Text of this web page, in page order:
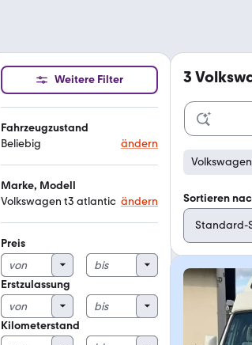
Weitere Filter
Fahrzeugzustand
Beliebig
ändern
Marke, Modell
Volkswagen t3 atlantic ändern
Preis
Erstzulassung
Kilometerstand
3
Sortieren